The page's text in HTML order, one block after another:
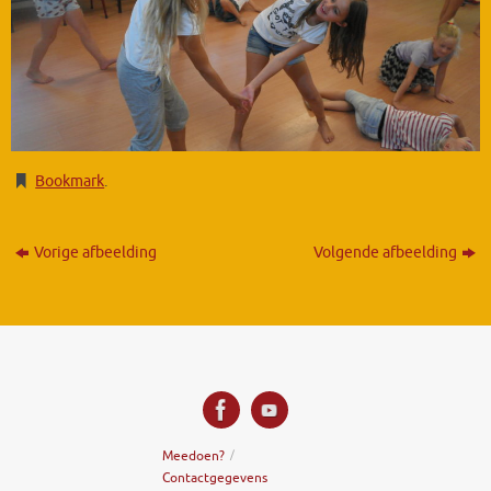
Bookmark.
Vorige afbeelding Volgende afbeelding
Meedoen?
Contactgegevens